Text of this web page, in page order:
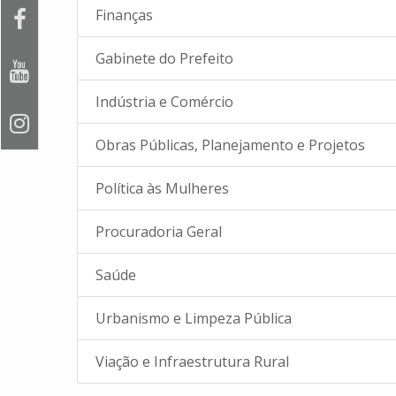
Finanças
Gabinete do Prefeito
Indústria e Comércio
Obras Públicas, Planejamento e Projetos
Política às Mulheres
Procuradoria Geral
Saúde
Urbanismo e Limpeza Pública
Viação e Infraestrutura Rural